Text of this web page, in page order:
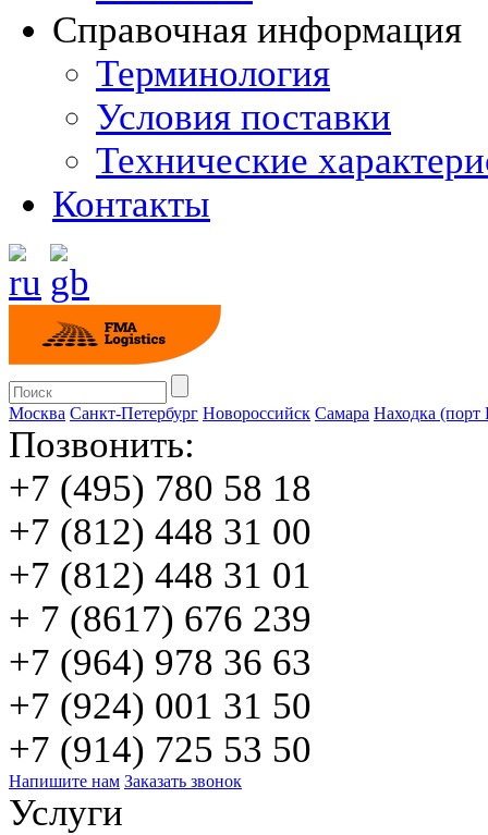
Справочная информация
Терминология
Условия поставки
Технические
Контакты
Москва Санкт-Петербург Новороссийск Cамара Находка
Позвонить:
+7 (495) 780 58 18
+7 (812) 448 31 00
+7 (812) 448 31 01
+ 7 (8617) 676 239
+7 (964) 978 36 63
+7 (924) 001 31 50
+7 (914) 725 53 50
Напишите нам Заказать звонок
Услуги